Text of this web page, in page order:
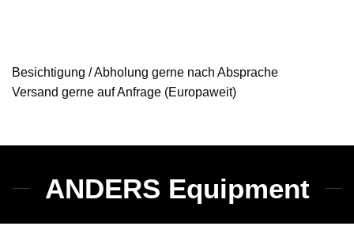
Besichtigung / Abholung gerne nach Absprache
Versand gerne auf Anfrage (Europaweit)
ANDERS Equipment